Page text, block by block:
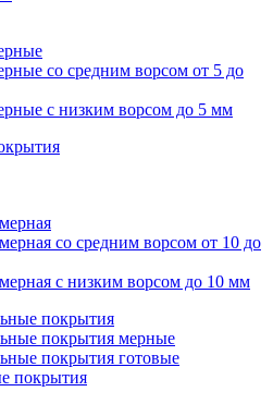
со средним ворсом от 5 до
с низким ворсом до 5 мм
со средним ворсом от 10 до
с низким ворсом до 10 мм
покрытия
покрытия мерные
покрытия готовые
покрытия